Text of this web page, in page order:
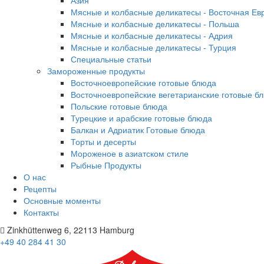
Мясные и колбасные деликатесы - Восточная
Мясные и колбасные деликатесы - Польша
Мясные и колбасные деликатесы - Адрия
Мясные и колбасные деликатесы - Турция
Специальные статьи
Замороженные продукты
Восточноевропейские готовые блюда
Восточноевропейские вегетарианские готовые
Польские готовые блюда
Турецкие и арабские готовые блюда
Балкан и Адриатик Готовые блюда
Торты и десерты
Мороженое в азиатском стиле
Рыбные Продукты
О нас
Рецепты
Основные моменты
Контакты
Zinkhüttenweg 6, 22113 Hamburg
+49 40 284 41 30